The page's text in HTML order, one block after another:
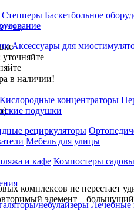
Степперы Баскетбольное
Аксессуары для
Кислородные концентраторы
подушки
рециркуляторы
Мебель для улицы
и кафе Компостеры
небулайзеры Лечебные
уточняйте
в наличии!
комплексов не перестает
элемент –